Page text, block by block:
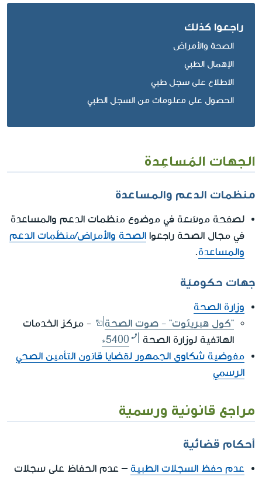
راجعوا كذلك
الصحة والأمراض
الإهمال الطبي
الاطلاع على سجل طبي
الحصول على معلومات من السجل الطبي
الجهات المُساعِدة
منظمات الدعم والمساعدة
لصفحة موسّعة في موضوع منظمات الدعم والمساعدة
في مجال الصحة راجعوا الصحة والأمراض/منظّمات الدعم
والمساعدة.
جهات حكوميّة
وزارة الصحة
"كول هبريئوت" - صوت الصحة
- مركز الخدمات
الهاتفية لوزارة الصحة
*5400
مفوضية شكاوى الجمهور لقضايا قانون التأمين الصحي
الرسمي
مراجع قانونية ورسمية
أحكام قضائية
عدم حفظ السجلات الطبية – عدم الحفاظ على سجلات